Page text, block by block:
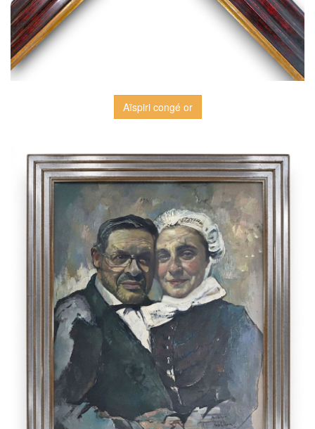
Aïspiri congé or